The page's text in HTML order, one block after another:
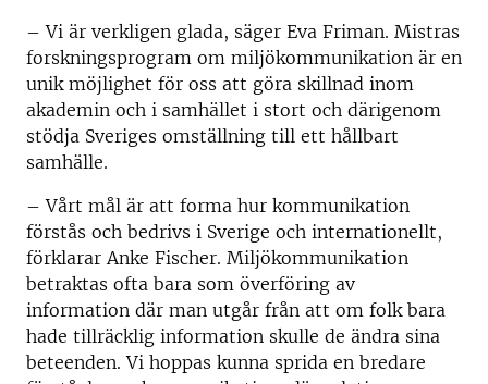
– Vi är verkligen glada, säger Eva Friman. Mistras
forskningsprogram om miljökommunikation är en
unik möjlighet för oss att göra skillnad inom
akademin och i samhället i stort och därigenom
stödja Sveriges omställning till ett hållbart
samhälle.
– Vårt mål är att forma hur kommunikation
förstås och bedrivs i Sverige och internationellt,
förklarar Anke Fischer. Miljökommunikation
betraktas ofta bara som överföring av
information där man utgår från att om folk bara
hade tillräcklig information skulle de ändra sina
beteenden. Vi hoppas kunna sprida en bredare